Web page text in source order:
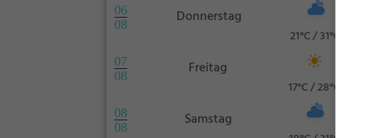
06
08
Donnerstag
21°C / 31°C
07
08
Freitag
17°C / 28°C
08
08
Samstag